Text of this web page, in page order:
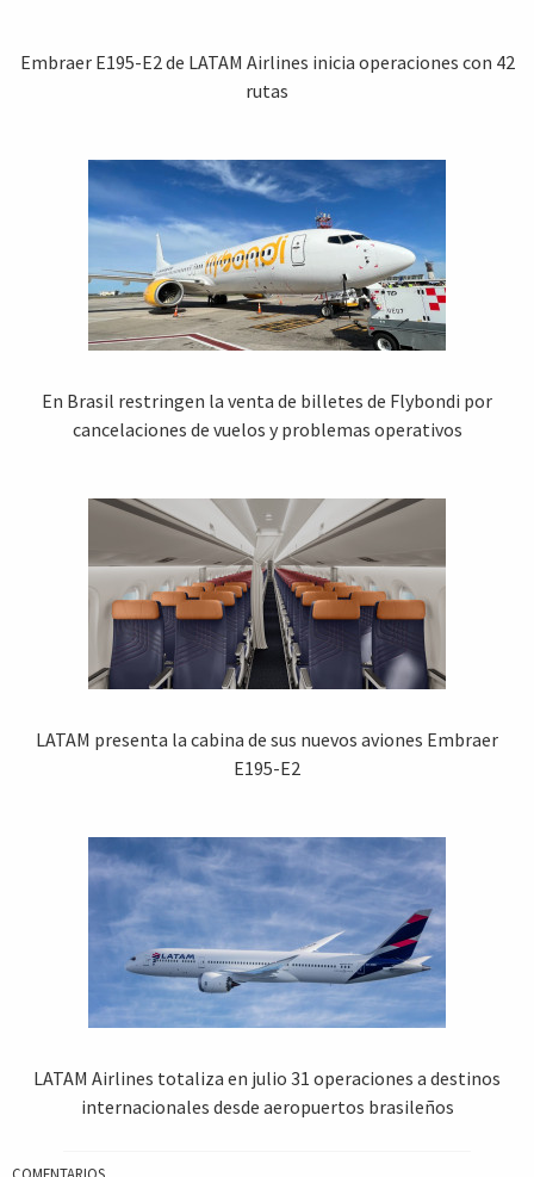
Embraer E195-E2 de LATAM Airlines inicia operaciones con 42
rutas
En Brasil restringen la venta de billetes de Flybondi por
cancelaciones de vuelos y problemas operativos
LATAM presenta la cabina de sus nuevos aviones Embraer
E195-E2
LATAM Airlines totaliza en julio 31 operaciones a destinos
internacionales desde aeropuertos brasileños